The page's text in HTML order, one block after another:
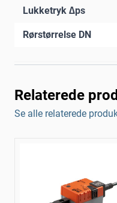
Lukketryk ∆ps
Rørstørrelse DN
Relaterede
Se alle relaterede